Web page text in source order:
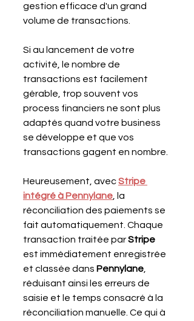
gestion efficace d'un grand
volume de transactions.
Si au lancement de votre
activité, le nombre de
transactions est facilement
gérable, trop souvent vos
process financiers ne sont plus
adaptés quand votre business
se développe et que vos
transactions gagent en nombre.
Heureusement, avec Stripe
intégré à Pennylane , la
réconciliation des paiements se
fait automatiquement. Chaque
transaction traitée par Stripe
est immédiatement enregistrée
et classée dans Pennylane
réduisant ainsi les erreurs de
saisie et le temps consacré à la
réconciliation manuelle. Ce qui à